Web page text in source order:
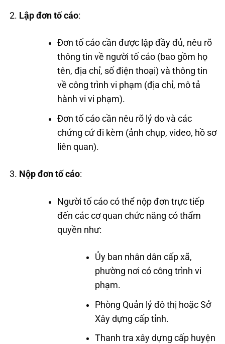
Lập đơn tố cáo:
Đơn tố cáo cần được lập đầy đủ, nêu rõ
thông tin về người tố cáo (bao gồm họ
tên, địa chỉ, số điện thoại) và thông tin
về công trình vi phạm (địa chỉ, mô tả
hành vi vi phạm).
Đơn tố cáo cần nêu rõ lý do và các
chứng cứ đi kèm (ảnh chụp, video, hồ sơ
liên quan).
Nộp đơn tố cáo:
Người tố cáo có thể nộp đơn trực tiếp
đến các cơ quan chức năng có thẩm
quyền như:
Ủy ban nhân dân cấp xã,
phường nơi có công trình vi
phạm.
Phòng Quản lý đô thị hoặc Sở
Xây dựng cấp tỉnh.
Thanh tra xây dựng cấp huyện